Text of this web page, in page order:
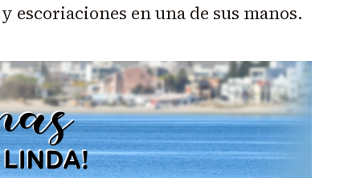
escoriaciones en una de sus manos.